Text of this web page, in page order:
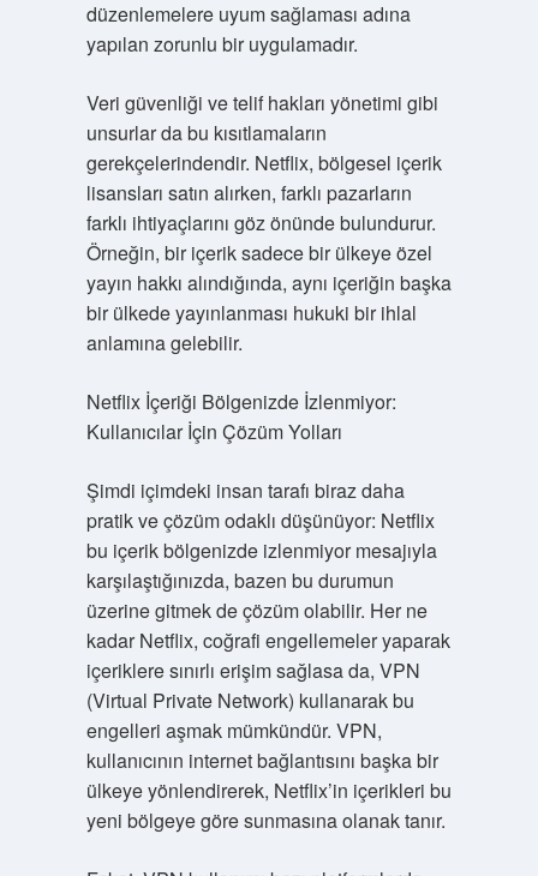
düzenlemelere uyum sağlaması adına
yapılan zorunlu bir uygulamadır.
Veri güvenliği ve telif hakları yönetimi gibi
unsurlar da bu kısıtlamaların
gerekçelerindendir. Netflix, bölgesel içerik
lisansları satın alırken, farklı pazarların
farklı ihtiyaçlarını göz önünde bulundurur.
Örneğin, bir içerik sadece bir ülkeye özel
yayın hakkı alındığında, aynı içeriğin başka
bir ülkede yayınlanması hukuki bir ihlal
anlamına gelebilir.
Netflix İçeriği Bölgenizde İzlenmiyor:
Kullanıcılar İçin Çözüm Yolları
Şimdi içimdeki insan tarafı biraz daha
pratik ve çözüm odaklı düşünüyor: Netflix
bu içerik bölgenizde izlenmiyor mesajıyla
karşılaştığınızda, bazen bu durumun
üzerine gitmek de çözüm olabilir. Her ne
kadar Netflix, coğrafi engellemeler yaparak
içeriklere sınırlı erişim sağlasa da, VPN
(Virtual Private Network) kullanarak bu
engelleri aşmak mümkündür. VPN,
kullanıcının internet bağlantısını başka bir
ülkeye yönlendirerek, Netflix’in içerikleri bu
yeni bölgeye göre sunmasına olanak tanır.